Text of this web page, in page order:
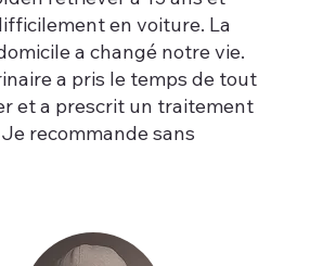
en voiture. La
a changé notre vie.
a pris le temps de tout
et a prescrit un traitement
recommande sans